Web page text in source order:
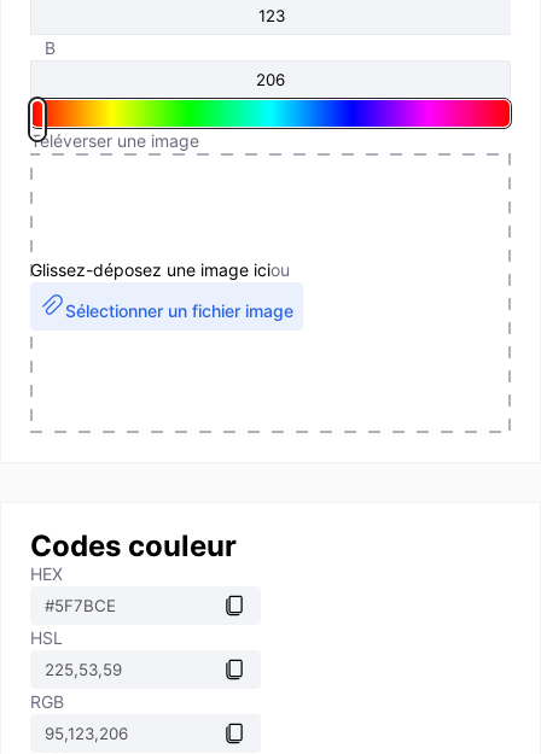
B
Téléverser une image
Glissez-déposez une image iciou
Sélectionner un fichier image
Codes couleur
HEX
HSL
RGB